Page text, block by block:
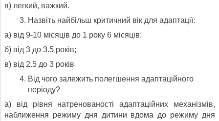
в) легкий, важкий.
Назвіть найбільш критичний вік для адаптації:
а) від 9-10 місяців до 1 року 6 місяців;
б) від 3 до 3.5 років;
в) від 2.5 до 3 років
Від чого залежить полегшення адаптаційного
періоду?
а) від рівня натренованості адаптаційних механізмів,
наближення режиму дня дитини вдома до режиму дня